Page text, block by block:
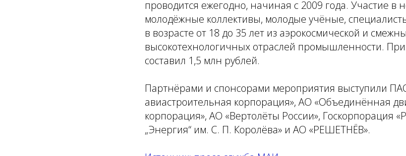
проводится ежегодно, начиная с 2009 года. Участие в
молодёжные коллективы, молодые учёные,
в возрасте от 18 до 35 лет из аэрокосмической и
высокотехнологичных отраслей промышленности.
составил 1,5 млн рублей.
Партнёрами и спонсорами мероприятия выступили
авиастроительная корпорация», АО «Объединённая
корпорация», АО «Вертолёты России», Госкорпорация
„Энергия“ им. С. П. Королёва» и АО «РЕШЕТНЁВ».